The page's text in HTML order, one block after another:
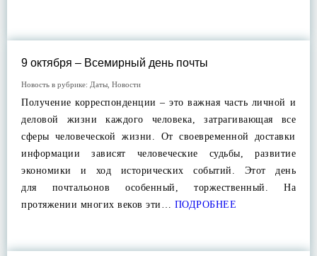
9 октября – Всемирный день почты
Новость в рубрике: Даты Новости
Получение корреспонденции – это важная часть личной и
деловой жизни каждого человека, затрагивающая все
сферы человеческой жизни. От своевременной доставки
информации зависят человеческие судьбы, развитие
экономики и ход исторических событий. Этот день
для почтальонов особенный, торжественный. На
протяжении многих веков эти… ПОДРОБНЕЕ